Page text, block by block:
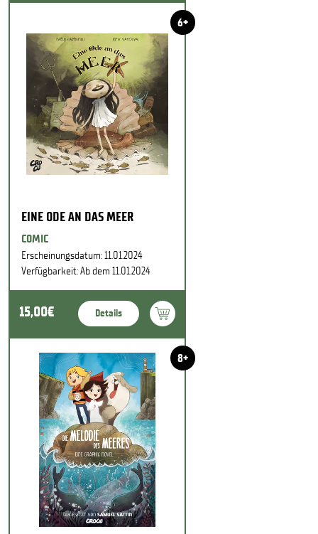
6+
EINE ODE AN DAS MEER
COMIC
Erscheinungsdatum: 11.01.2024
Verfügbarkeit: Ab dem 11.01.2024
15,00€ Details
8+